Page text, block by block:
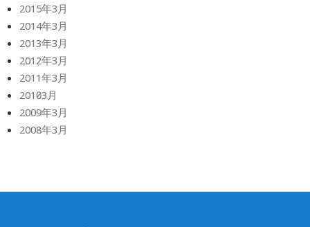
2015年3月
2014年3月
2013年3月
2012年3月
2011年3月
2010年3月
2009年3月
2008年3月